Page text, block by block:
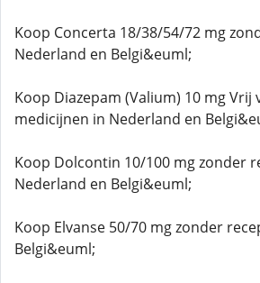
Koop Concerta 18/38/54/72 mg
Nederland en Belgi&euml;
Koop Diazepam (Valium) 10 mg Vrij
medicijnen in Nederland en
Koop Dolcontin 10/100 mg zonder
Nederland en Belgi&euml;
Koop Elvanse 50/70 mg zonder
Belgi&euml;